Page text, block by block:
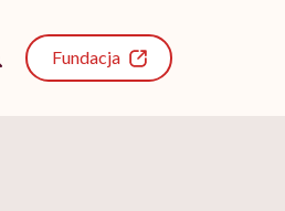
Fundacja